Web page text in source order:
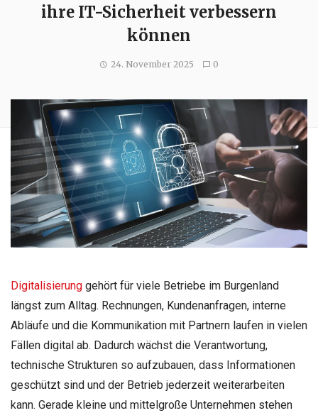
ihre IT-Sicherheit verbessern
können
24. November 2025 0
Digitalisierung gehört für viele Betriebe im Burgenland
längst zum Alltag. Rechnungen, Kundenanfragen, interne
Abläufe und die Kommunikation mit Partnern laufen in vielen
Fällen digital ab. Dadurch wächst die Verantwortung,
technische Strukturen so aufzubauen, dass Informationen
geschützt sind und der Betrieb jederzeit weiterarbeiten
kann. Gerade kleine und mittelgroße Unternehmen stehen